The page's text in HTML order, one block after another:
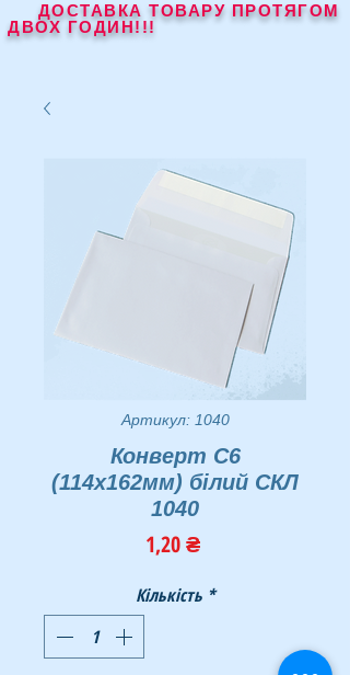
ДОСТАВКА ТОВАРУ ПРОТЯГОМ
ДВОХ ГОДИН!!!
Артикул: 1040
Конверт С6
(114х162мм) білий СКЛ
1040
1,20 ₴Ціна
Кількість *